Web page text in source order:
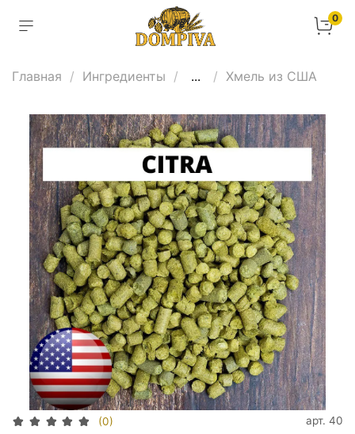
0
Главная Ингредиенты ... Хмель из США
(0) арт. 40